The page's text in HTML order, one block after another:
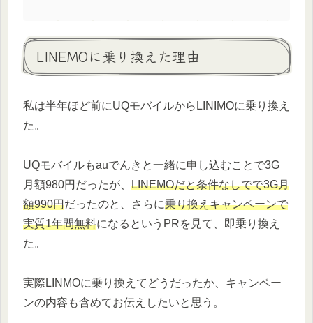
LINEMOに乗り換えた理由
私は半年ほど前にUQモバイルからLINIMOに乗り換え
た。
UQモバイルもauでんきと一緒に申し込むことで3G
月額980円だったが、 LINEMOだと条件なしでで3G月
額990円だったのと、さらに乗り換えキャンペーンで
実質1年間無料になるというPRを見て、即乗り換え
た。
実際LINMOに乗り換えてどうだったか、キャンペー
ンの内容も含めてお伝えしたいと思う。